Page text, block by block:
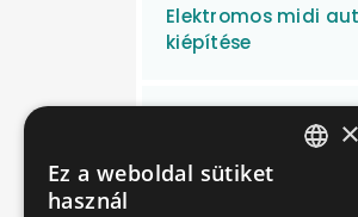
Elektromos midi
kiépítése
Elektromos
Elektromos
×
Ez a weboldal sütiket
használ